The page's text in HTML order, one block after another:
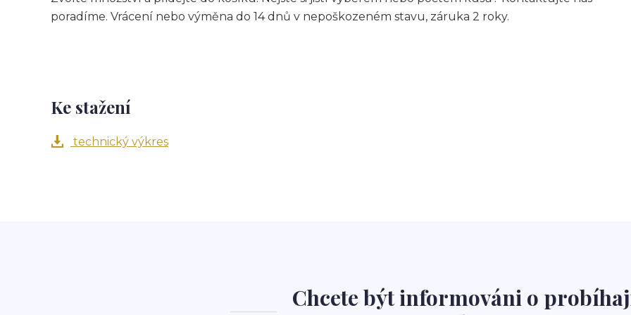
poradíme. Vrácení nebo výměna do 14 dnů v nepoškozeném stavu, záruka 2 roky.
Ke stažení
technický výkres
Chcete být informováni o